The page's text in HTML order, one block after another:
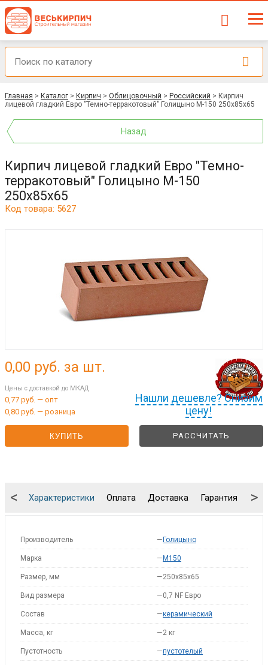
Главная > Каталог > Кирпич > Облицовочный > Российский > Кирпич
лицевой гладкий Евро "Темно-терракотовый" Голицыно М-150 250х85х65
Назад
Кирпич лицевой гладкий Евро "Темно-
терракотовый" Голицыно М-150
250х85х65
Код товара: 5627
Нашли дешевле? Снизим
цену!
0,00 руб. за шт.
Цены с доставкой до МКАД
0,77 руб. — опт
0,80 руб. — розница
КУПИТЬ РАССЧИТАТЬ
Характеристики Оплата Доставка Гарантия
< >
Производитель — Голицыно
Марка — M150
Размер, мм —250х85х65
Вид размера —0,7 NF Евро
Состав —керамический
Масса, кг —2 кг
Пустотность —пустотелый